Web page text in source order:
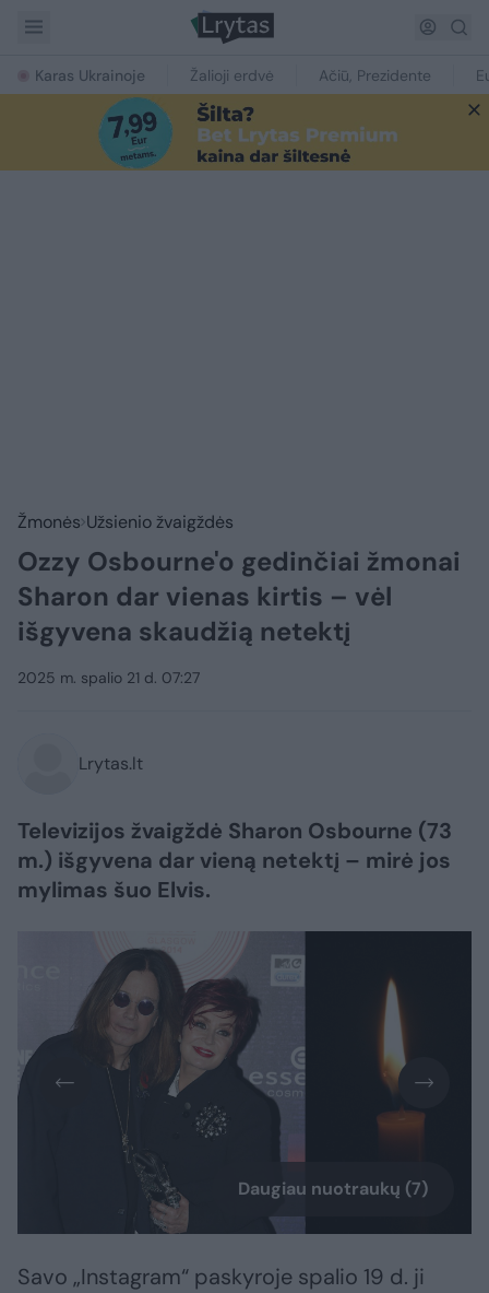
Karas Ukrainoje Žalioji erdvė Ačiū, Prezidente
Žmonės Užsienio žvaigždės
Ozzy Osbourne'o gedinčiai žmonai
Sharon dar vienas kirtis – vėl
išgyvena skaudžią netektį
2025 m. spalio 21 d. 07:27
Lrytas.lt
Televizijos žvaigždė Sharon Osbourne (73
m.) išgyvena dar vieną netektį – mirė jos
mylimas šuo Elvis.
Daugiau nuotraukų (7)
Savo „Instagram“ paskyroje spalio 19 d. ji